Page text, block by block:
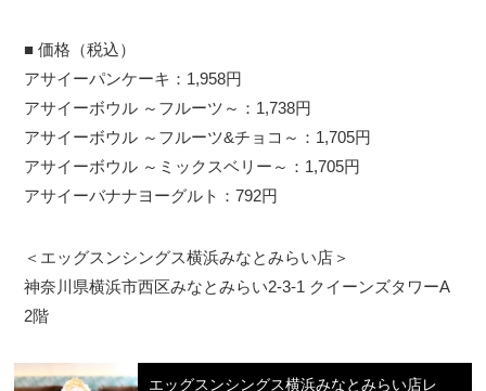
■ 価格（税込）
アサイーパンケーキ：1,958円
アサイーボウル ～フルーツ～：1,738円
アサイーボウル ～フルーツ&チョコ～：1,705円
アサイーボウル ～ミックスベリー～：1,705円
アサイーバナナヨーグルト：792円
＜エッグスンシングス横浜みなとみらい店＞
神奈川県横浜市西区みなとみらい2-3-1 クイーンズタワーA
2階
エッグスンシングス横浜みなとみらい店レ